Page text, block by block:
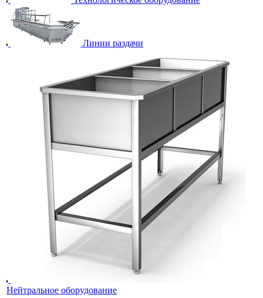
Линии раздачи
Нейтральное оборудование